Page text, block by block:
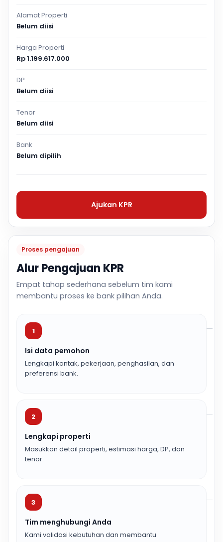
Proses pengajuan
Alur Pengajuan KPR
Empat tahap sederhana sebelum tim kami
membantu proses ke bank pilihan Anda.
1
Isi data pemohon
Lengkapi kontak, pekerjaan, penghasilan, dan
preferensi bank.
2
Lengkapi properti
Masukkan detail properti, estimasi harga, DP, dan
tenor.
3
Tim menghubungi Anda
Kami validasi kebutuhan dan membantu
Alamat Properti
Belum diisi
Harga Properti
Rp 1.199.617.000
DP
Belum diisi
Tenor
Belum diisi
Bank
Belum dipilih
Ajukan KPR